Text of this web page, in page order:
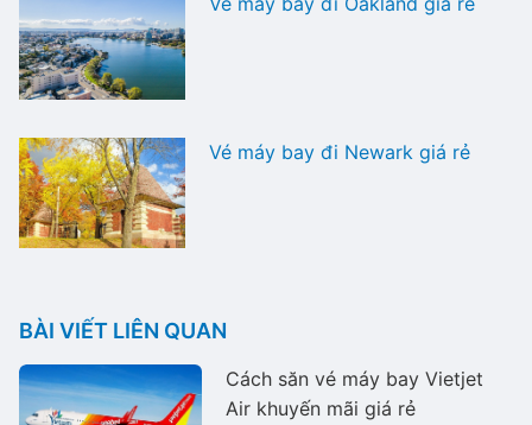
Vé máy bay đi Newark giá rẻ
BÀI VIẾT LIÊN QUAN
Cách săn vé máy bay Vietjet
Air khuyến mãi giá rẻ